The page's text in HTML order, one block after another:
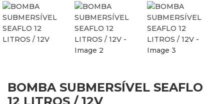
BOMBA SUBMERSÍVEL SEAFLO